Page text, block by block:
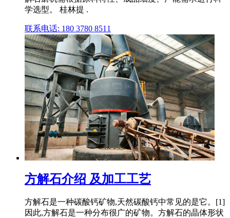
学选型。 桂林提 .
联系电话: 180 3780 8511
方解石介绍 及加工工艺
方解石是一种碳酸钙矿物,天然碳酸钙中常见的是它。[1]
因此,方解石是一种分布很广的矿物。方解石的晶体形状